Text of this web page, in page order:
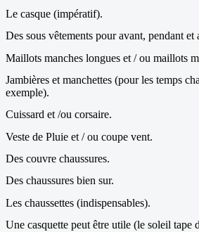
Le casque (impératif).
Des sous vêtements pour avant, pendant et
Maillots manches longues et / ou maillots
Jambières et manchettes (pour les temps
exemple).
Cuissard et /ou corsaire.
Veste de Pluie et / ou coupe vent.
Des couvre chaussures.
Des chaussures bien sur.
Les chaussettes (indispensables).
Une casquette peut être utile (le soleil tape